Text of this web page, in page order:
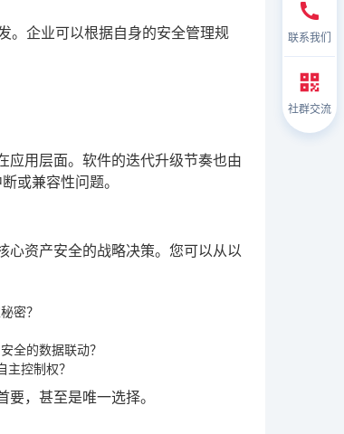
。企业可以根据自身的安全管理规
应用层面。软件的迭代升级节奏也由
或兼容性问题。
心资产安全的战略决策。您可以从以
密？
全的数据联动？
控制权？
，甚至是唯一选择。
联系我们
社群交流